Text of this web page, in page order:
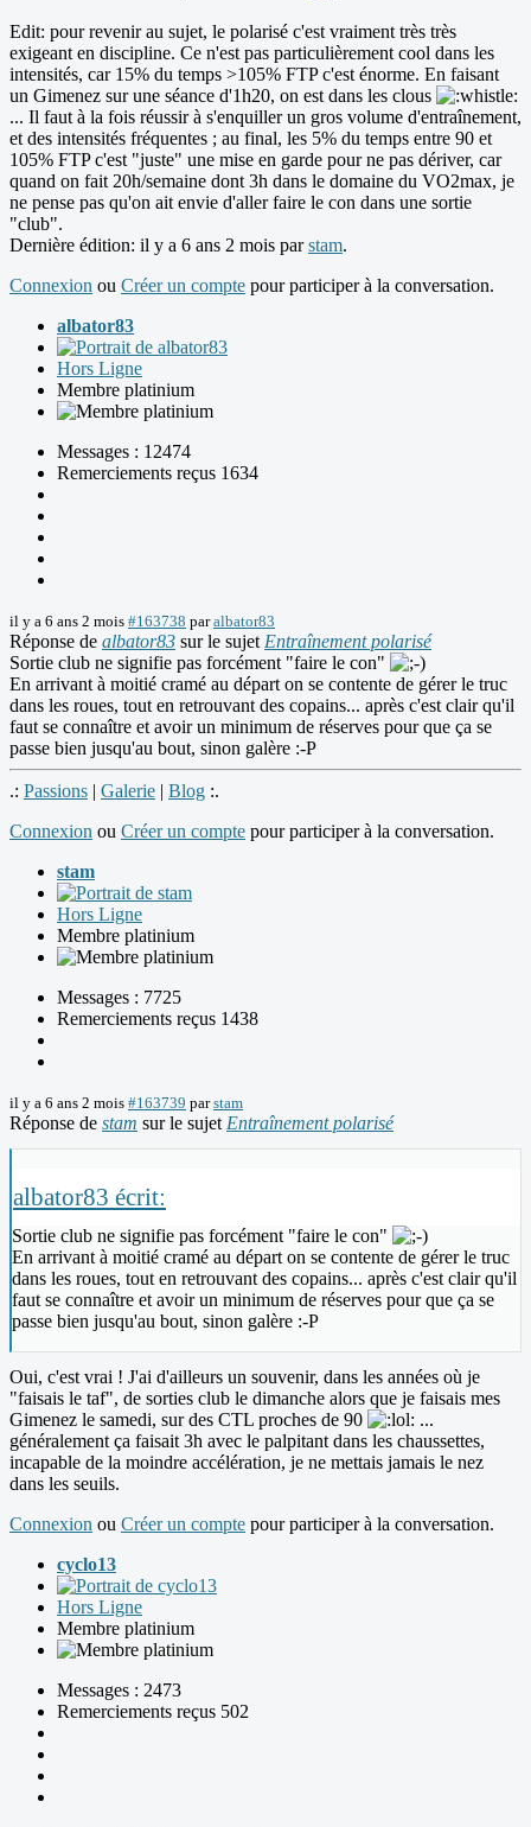
Edit: pour revenir au sujet, le polarisé c'est vraiment très très
exigeant en discipline. Ce n'est pas particulièrement cool dans les
intensités, car 15% du temps >105% FTP c'est énorme. En faisant
un Gimenez sur une séance d'1h20, on est dans les clous
... Il faut à la fois réussir à s'enquiller un gros volume d'entraînement,
et des intensités fréquentes ; au final, les 5% du temps entre 90 et
105% FTP c'est "juste" une mise en garde pour ne pas dériver, car
quand on fait 20h/semaine dont 3h dans le domaine du VO2max, je
ne pense pas qu'on ait envie d'aller faire le con dans une sortie
"club".
Dernière édition: il y a 6 ans 2 mois parstam.
Connexion ou Créer un compte pour participer à la conversation.
albator83
Hors Ligne
Membre platinium
Messages : 12474
Remerciements reçus 1634
il y a 6 ans 2 mois #163738 paralbator83
Réponse de albator83 sur le sujet Entraînement polarisé
Sortie club ne signifie pas forcément "faire le con"
En arrivant à moitié cramé au départ on se contente de gérer le truc
dans les roues, tout en retrouvant des copains... après c'est clair qu'il
faut se connaître et avoir un minimum de réserves pour que ça se
passe bien jusqu'au bout, sinon galère :-P
.: Passions | Galerie | Blog :.
Connexion ou Créer un compte pour participer à la conversation.
stam
Hors Ligne
Membre platinium
Messages : 7725
Remerciements reçus 1438
il y a 6 ans 2 mois #163739 parstam
Réponse de stam sur le sujet Entraînement polarisé
albator83 écrit:
Sortie club ne signifie pas forcément "faire le con"
En arrivant à moitié cramé au départ on se contente de gérer le truc
dans les roues, tout en retrouvant des copains... après c'est clair qu'il
faut se connaître et avoir un minimum de réserves pour que ça se
passe bien jusqu'au bout, sinon galère :-P
Oui, c'est vrai ! J'ai d'ailleurs un souvenir, dans les années où je
"faisais le taf", de sorties club le dimanche alors que je faisais mes
Gimenez le samedi, sur des CTL proches de 90
...
généralement ça faisait 3h avec le palpitant dans les chaussettes,
incapable de la moindre accélération, je ne mettais jamais le nez
dans les seuils.
Connexion ou Créer un compte pour participer à la conversation.
cyclo13
Hors Ligne
Membre platinium
Messages : 2473
Remerciements reçus 502